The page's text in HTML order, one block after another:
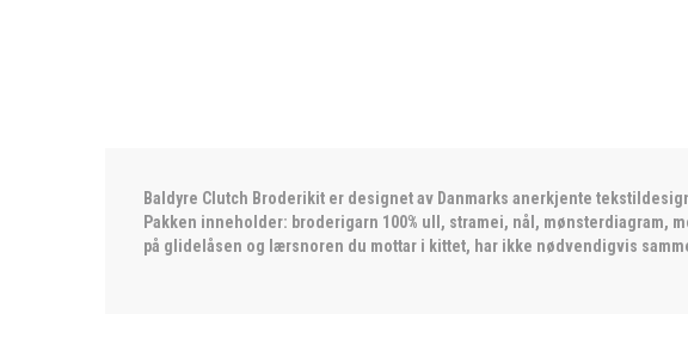
Baldyre Clutch Broderikit er designet av Danmarks anerkjente
Pakken inneholder: broderigarn 100% ull, stramei, nål,
på glidelåsen og lærsnoren du mottar i kittet, har ikke nødvendigvis